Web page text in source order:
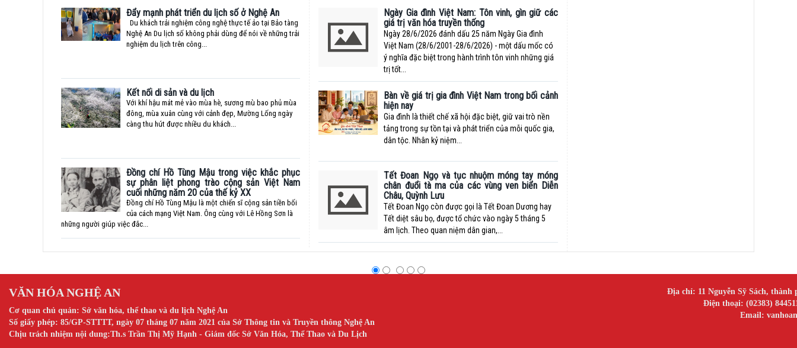
Đẩy mạnh phát triển du lịch số ở Nghệ An
Du khách trải nghiệm công nghệ thực tế ảo tại Bảo tàng
Nghệ An Du lịch số không phải dùng để nói về những trải
nghiệm du lịch trên công...
Kết nối di sản và du lịch
Với khí hậu mát mẻ vào mùa hè, sương mù bao phủ mùa
đông, mùa xuân cùng với cảnh đẹp, Mường Lống ngày
càng thu hút được nhiều du khách...
Đồng chí Hồ Tùng Mậu trong việc khắc phục
sự phân liệt phong trào cộng sản Việt Nam
cuối những năm 20 của thế kỷ XX
Đồng chí Hồ Tùng Mậu là một chiến sĩ cộng sản tiền bối
của cách mạng Việt Nam. Ông cùng với Lê Hồng Sơn là
những người giúp việc đắc...
Ngày Gia đình Việt Nam: Tôn vinh, gìn giữ các
giá trị văn hóa truyền thống
Ngày 28/6/2026 đánh dấu 25 năm Ngày Gia đình
Việt Nam (28/6/2001-28/6/2026) - một dấu mốc có
ý nghĩa đặc biệt trong hành trình tôn vinh những giá
trị tốt...
Bàn về giá trị gia đình Việt Nam trong bối cảnh
hiện nay
Gia đình là thiết chế xã hội đặc biệt, giữ vai trò nền
tảng trong sự tồn tại và phát triển của mỗi quốc gia,
dân tộc. Nhân kỷ niệm...
Tết Đoan Ngọ và tục nhuộm móng tay móng
chân đuổi tà ma của các vùng ven biển Diễn
Châu, Quỳnh Lưu
Tết Đoan Ngọ còn được gọi là Tết Đoan Dương hay
Tết diệt sâu bọ, được tổ chức vào ngày 5 tháng 5
âm lịch. Theo quan niệm dân gian,...
VĂN HÓA NGHỆ AN
Cơ quan chủ quản: Sở văn hóa, thể thao và du lịch Nghệ An
Số giấy phép: 85/GP-STTTT, ngày 07 tháng 07 năm 2021 của Sở Thông tin và Truyền thông Nghệ An
Chịu trách nhiệm nội dung:Th.s Trần Thị Mỹ Hạnh - Giám đốc Sở Văn Hóa, Thể Thao và Du Lịch
Địa chỉ: 11 Nguyễn Sỹ Sách, thành
Điện thoại: (02383)
Email: